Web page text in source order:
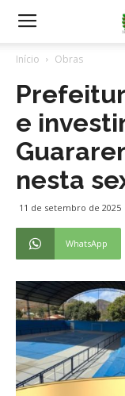
Início Obras
e
nesta
11 de setembro de 2025
WhatsApp